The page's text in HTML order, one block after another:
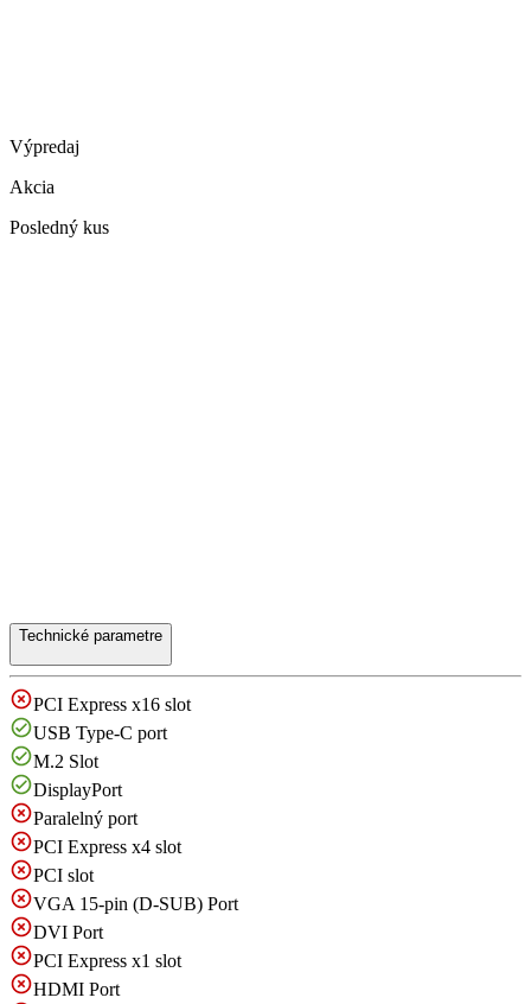
Výpredaj
Akcia
Posledný kus
Technické parametre
PCI Express x16 slot
USB Type-C port
M.2 Slot
DisplayPort
Paralelný port
PCI Express x4 slot
PCI slot
VGA 15-pin (D-SUB) Port
DVI Port
PCI Express x1 slot
HDMI Port